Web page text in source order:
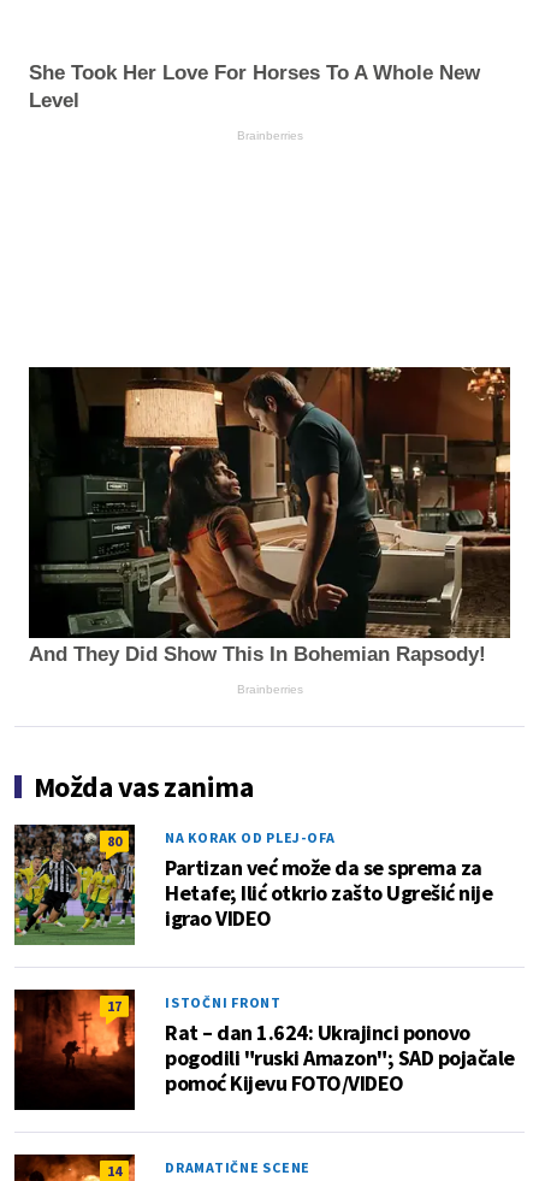
She Took Her Love For Horses To A Whole New
Level
Brainberries
And They Did Show This In Bohemian Rapsody!
Brainberries
Možda vas zanima
80 NA KORAK OD PLEJ-OFA
Partizan već može da se sprema za
Hetafe; Ilić otkrio zašto Ugrešić nije
igrao VIDEO
17 ISTOČNI FRONT
Rat – dan 1.624: Ukrajinci ponovo
pogodili "ruski Amazon"; SAD pojačale
pomoć Kijevu FOTO/VIDEO
14 DRAMATIČNE SCENE